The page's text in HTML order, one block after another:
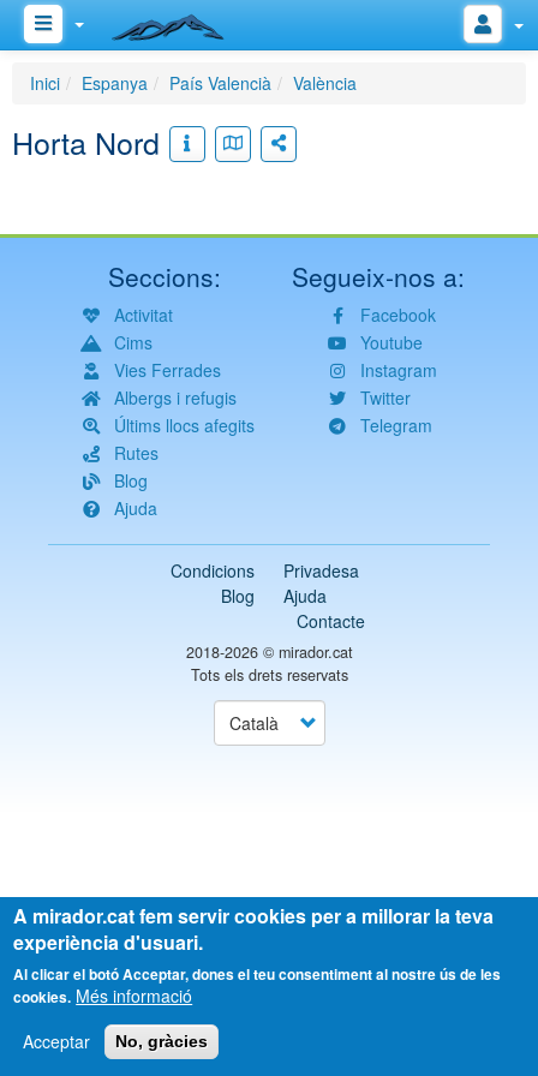
Inici Espanya País Valencià València
Horta Nord
Seccions:
Activitat
Cims
Vies Ferrades
Albergs i refugis
Últims llocs afegits
Rutes
Blog
Ajuda
Segueix-nos a:
Facebook
Youtube
Instagram
Twitter
Telegram
Condicions
Privadesa
Blog
Ajuda
Contacte
2018-2026 © mirador.cat
Tots els drets reservats
Select
your
A mirador.cat fem servir cookies per a millorar la teva
experiència d'usuari.
Al clicar el botó Acceptar, dones el teu consentiment al nostre ús de les
cookies. Més informació
Acceptar
No, gràcies